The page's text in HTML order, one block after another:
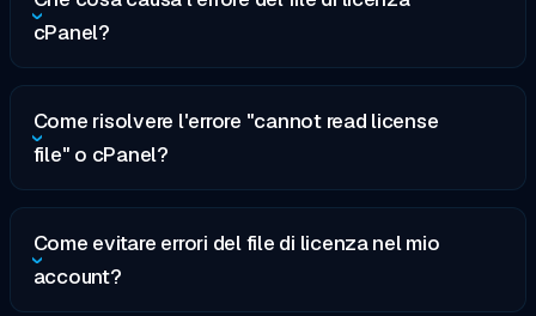
cPanel?
Come risolvere l'errore "cannot read license
file" o cPanel?
Come evitare errori del file di licenza nel mio
account?